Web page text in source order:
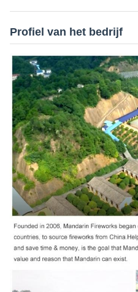
Profiel van het bedrijf